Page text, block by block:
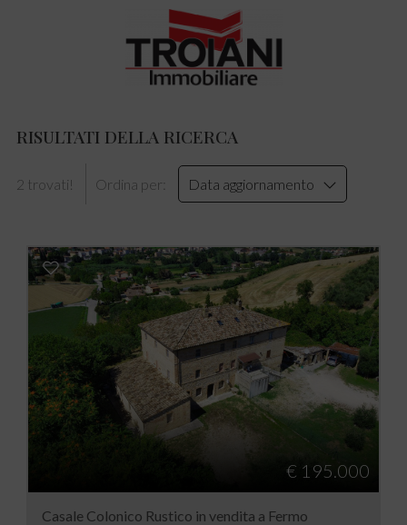
RISULTATI DELLA RICERCA
2 trovati! Ordina per: Data aggiornamento
€ 195.000
Casale Colonico Rustico in vendita a Fermo